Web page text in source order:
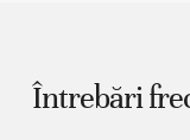
Întrebări